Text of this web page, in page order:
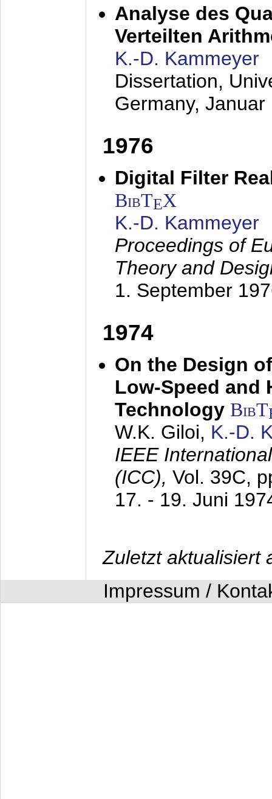
Analyse des
Verteilten
K.-D. Kammeyer
Dissertation,
Germany, Januar
1976
Digital Filter
BibTEX
K.-D. Kammeyer
Proceedings of
Theory and
1. September
1974
On the Design
Low-Speed and
Technology BibT
W.K. Giloi, K.-D.
IEEE
(ICC), Vol. 39C,
17. - 19. Juni
Zuletzt aktualisiert
Impressum /